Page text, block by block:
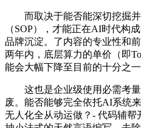
而取决于能否能深切挖掘并
（SOP），才能正在AI时代构
品牌沉淀。了内容的专业性和
两年内，底层算力的单价（即
能会大幅下降至目前的十分之一
这也是企业级使用必需考量
废。能否能够完全依托AI系统
无人化全从动运做？- 代码辅